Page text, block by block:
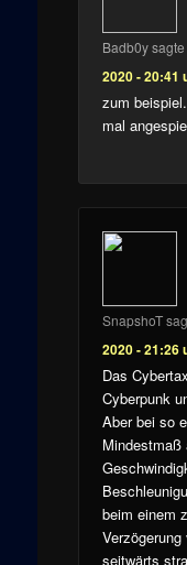
Badb0ysagte
2020 - 20:41
zum
mal
SnapshoT
2020 - 21:26
Das
Cyberpunk
Aber bei so
beim einem
seitwärts